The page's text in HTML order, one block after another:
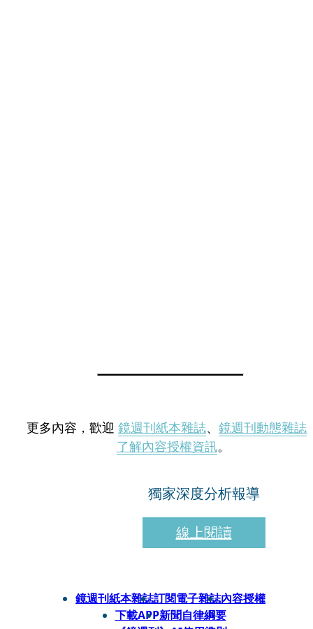
更多內容，歡迎 鏡週刊紙本雜誌、 鏡週刊動態雜誌
了解內容授權資訊。
獨家深度分析報導
線上閱讀
鏡週刊紙本雜誌訂閱電子雜誌內容授權
下載APP新聞自律綱要